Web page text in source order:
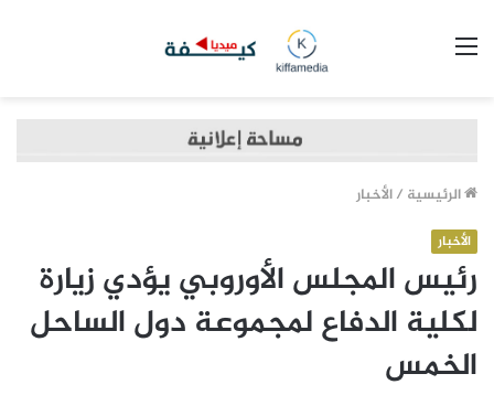
الرئيسية /الأخبار
الأخبار
رئيس المجلس الأوروبي يؤدي زيارة
لكلية الدفاع لمجموعة دول الساحل
الخمس